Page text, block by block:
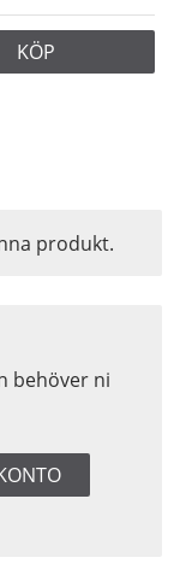
KÖP
behöver ni
produkt.